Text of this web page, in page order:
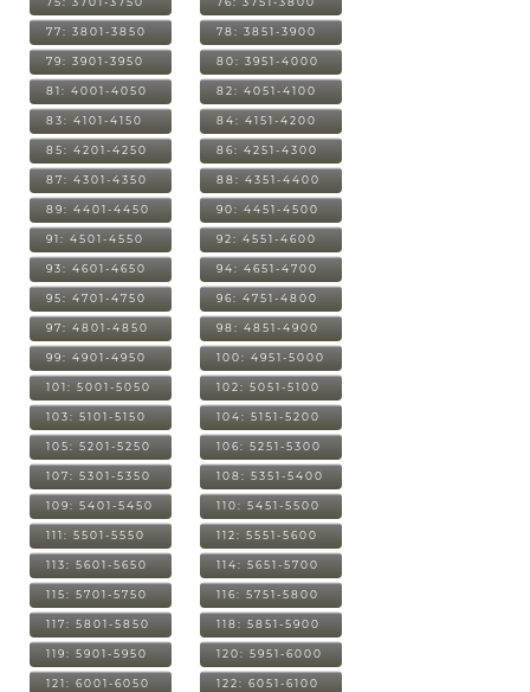
77: 3801-3850 78: 3851-3900
79: 3901-3950 80: 3951-4000
81: 4001-4050 82: 4051-4100
83: 4101-4150 84: 4151-4200
85: 4201-4250 86: 4251-4300
87: 4301-4350 88: 4351-4400
89: 4401-4450 90: 4451-4500
91: 4501-4550 92: 4551-4600
93: 4601-4650 94: 4651-4700
95: 4701-4750 96: 4751-4800
97: 4801-4850 98: 4851-4900
99: 4901-4950 100: 4951-5000
101: 5001-5050 102: 5051-5100
103: 5101-5150 104: 5151-5200
105: 5201-5250 106: 5251-5300
107: 5301-5350 108: 5351-5400
109: 5401-5450 110: 5451-5500
111: 5501-5550 112: 5551-5600
113: 5601-5650 114: 5651-5700
115: 5701-5750 116: 5751-5800
117: 5801-5850 118: 5851-5900
119: 5901-5950 120: 5951-6000
121: 6001-6050 122: 6051-6100